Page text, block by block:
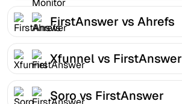
FirstAnswer vs Ahrefs
Xfunnel vs FirstAnswer
Soro vs FirstAnswer